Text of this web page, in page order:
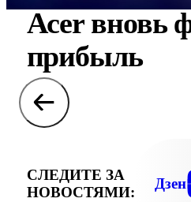
Acer вновь
прибыль
СЛЕДИТЕ ЗА
НОВОСТЯМИ:
Дзен